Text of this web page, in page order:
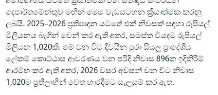
දෙපාර්තමේන්තුව මඟින් මෙම වැඩසටහන ක්‍රියාත්මක කරනු
ලබයි. 2025–2026 ප්‍රතිපාදන යටතේ එක් නිවසක් සඳහා රුපියල්
මිලියනය බැගින් වෙන් කර ඇති අතර, සමස්ත වියදම රුපියල්
මිලියන 1,020කි. මේ වන විට දිවයින පුරා සියලු ප්‍රාදේශීය
ලේකම් කොට්ඨාස ආවරණය වන පරිදි නිවාස 896ක ඉදිකිරීම්
ආරම්භ කර ඇති අතර, 2026 වසර අවසන් වන විට නිවාස
1,020ම ප්‍රතිලාභීන් වෙත භාරදීමට සැලසුම් කර ඇත.